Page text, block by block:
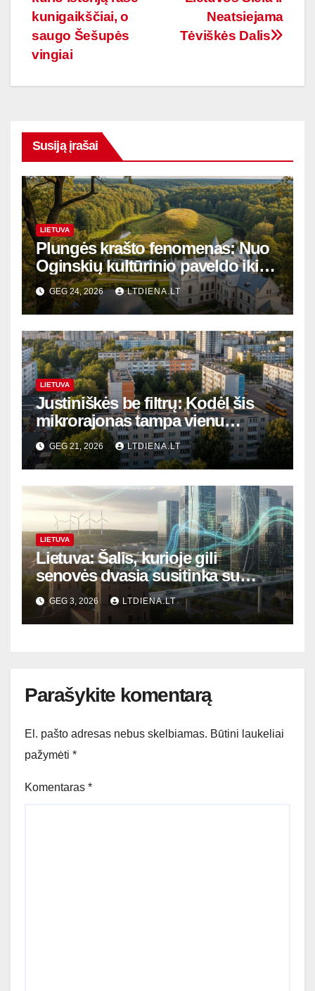
įrašų
Neatsiejama
Tėviškės Dalis
kunigaikščiai, o
saugo Šešupės
vingiai
Susiją įrašai
LIETUVA
Plungės krašto fenomenas: Nuo
Oginskių kultūrinio paveldo iki
Žemaitijos gamtos perlų
GEG 24, 2026 LTDIENA.LT
LIETUVA
Justiniškės be filtrų: Kodėl šis
mikrorajonas tampa vienu
geidžiamiausių Vilniuje?
GEG 21, 2026 LTDIENA.LT
LIETUVA
Lietuva: Šalis, kurioje gili
senovės dvasia susitinka su
rytojaus inovacijomis
GEG 3, 2026 LTDIENA.LT
Parašykite komentarą
El. pašto adresas nebus skelbiamas. Būtini laukeliai
pažymėti *
Komentaras *